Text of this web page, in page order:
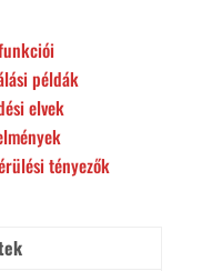
példák
elvek
tényezők